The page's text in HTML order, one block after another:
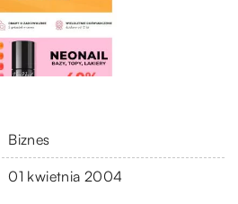
Biznes
01 kwietnia 2004